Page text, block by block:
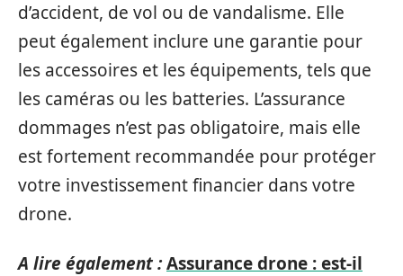
d’accident, de vol ou de vandalisme. Elle
peut également inclure une garantie pour
les accessoires et les équipements, tels que
les caméras ou les batteries. L’assurance
dommages n’est pas obligatoire, mais elle
est fortement recommandée pour protéger
votre investissement financier dans votre
drone.
A lire également :Assurance drone : est-il